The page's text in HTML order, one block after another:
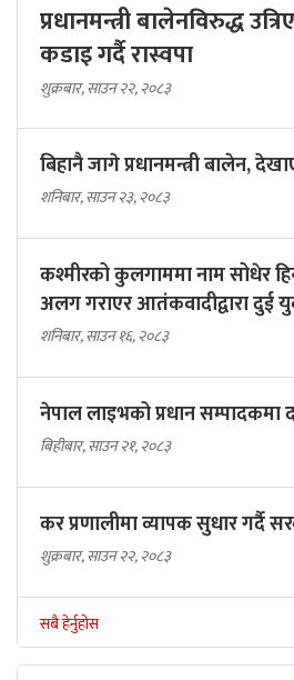
प्रधानमन्त्री बालेनविरुद्ध
कडाइ गर्दै रास्वपा
शुक्रबार, साउन २२, २०८३
बिहानै जागे प्रधानमन्त्री बालेन,
शनिबार, साउन २३, २०८३
कश्मीरको कुलगाममा नाम सोधेर
अलग गराएर आतंकवादीद्वारा दुई
शनिबार, साउन १६, २०८३
नेपाल लाइभको प्रधान सम्पादकमा
बिहीबार, साउन २१, २०८३
कर प्रणालीमा व्यापक सुधार गर्दै
शुक्रबार, साउन २२, २०८३
सबै हेर्नुहोस